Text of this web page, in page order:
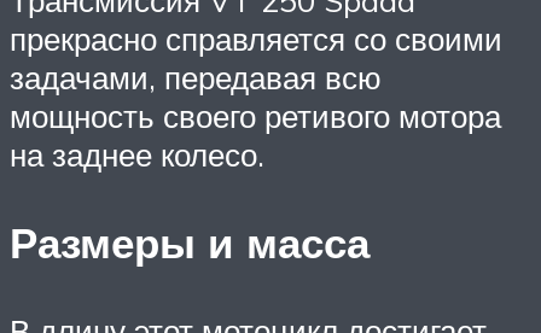
прекрасно справляется со своими
задачами, передавая всю
мощность своего ретивого мотора
на заднее колесо.
Размеры и масса